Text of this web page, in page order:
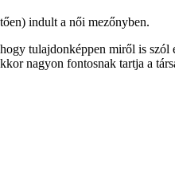
indult a női mezőnyben.
tulajdonképpen miről is szól
nagyon fontosnak tartja a